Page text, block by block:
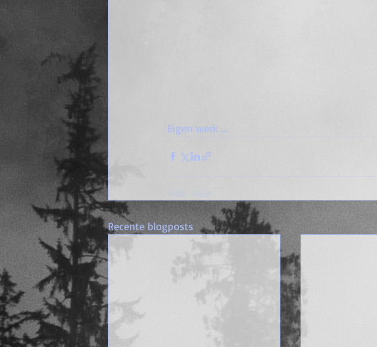
Eigen werk ...
Recente blogposts